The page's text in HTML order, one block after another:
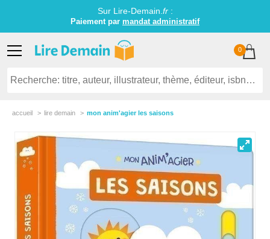
Sur Lire-Demain. fr:
Paiement par mandat administratif
0
accueil lire demain mon anim'agier les saisons